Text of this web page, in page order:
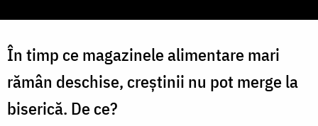
În timp ce magazinele alimentare mari
rămân deschise, creștinii nu pot merge la
biserică. De ce?